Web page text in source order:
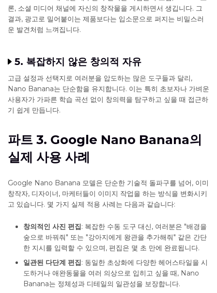
론, 소셜 미디어 채널에 자신의 창작물을 게시하면서 생깁니다. 그
결과, 광고로 밀어붙이는 제품보다는 입소문으로 퍼지는 비밀스러
운 발견처럼 느껴집니다.
5. 복잡하지 않은 창의적 자유
고급 설정과 선택지로 여러분을 압도하는 많은 도구들과 달리,
Nano Banana는 단순함을 유지합니다. 이는 특히 초보자나 가벼운
사용자가 가파른 학습 곡선 없이 창의력을 탐구하고 싶을 때 접근하
기 쉽게 만듭니다.
파트 3. Google Nano Banana의
실제 사용 사례
Google Nano Banana 모델은 단순한 기술적 돌파구를 넘어, 이미
창작자, 디자이너, 마케터들이 이미지 작업을 하는 방식을 변화시키
고 있습니다. 몇 가지 실제 적용 사례는 다음과 같습니다:
창의적인 사진 편집: 복잡한 수동 도구 대신, 여러분은 "배경을
숲으로 바꿔줘" 또는 "강아지에게 왕관을 추가해줘" 같은 간단
한 지시를 입력할 수 있으며, 편집은 몇 초 만에 완료됩니다.
일관된 다단계 편집: 동일한 초상화에 다양한 헤어스타일을 시
도하거나 애완동물을 여러 의상으로 입히고 싶을 때, Nano
Banana는 정체성과 디테일의 일관성을 보장합니다.